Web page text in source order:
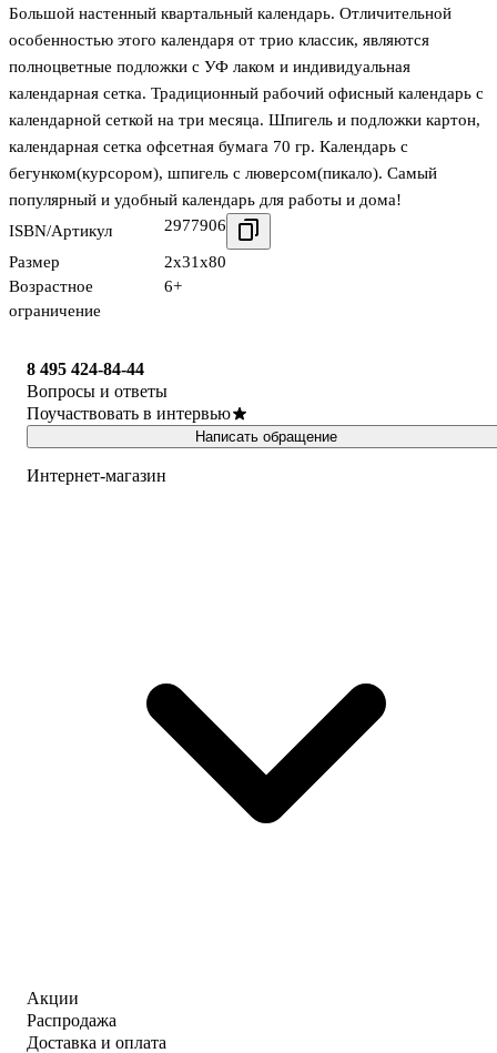
Большой настенный квартальный календарь. Отличительной
особенностью этого календаря от трио классик, являются
полноцветные подложки с УФ лаком и индивидуальная
календарная сетка. Традиционный рабочий офисный календарь с
календарной сеткой на три месяца. Шпигель и подложки картон,
календарная сетка офсетная бумага 70 гр. Календарь с
бегунком(курсором), шпигель с люверсом(пикало). Самый
популярный и удобный календарь для работы и дома!
ISBN/Артикул
2977906
Размер
2x31x80
Возрастное
ограничение
6+
8 495 424-84-44
Вопросы и ответы
Поучаствовать в интервью
Написать обращение
Интернет-магазин
Акции
Распродажа
Доставка и оплата